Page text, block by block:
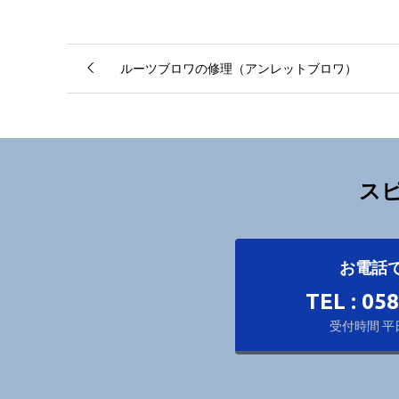
ルーツブロワの修理（アンレットブロワ）
ス
お電話
TEL :
受付時間 平